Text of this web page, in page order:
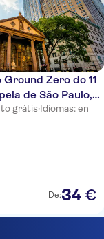
Zero do 11
de São Paulo,
dos Bombeiros e
grátis·Idiomas: en
De:34 €